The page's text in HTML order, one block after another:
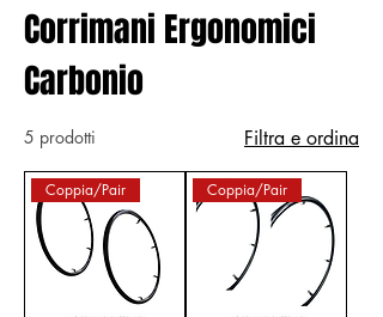
Corrimani Ergonomici
Carbonio
5 prodotti Filtra e ordina
Coppia/Pair Coppia/Pair